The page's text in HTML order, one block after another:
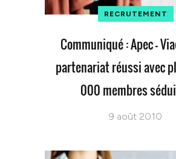
RECRUTEMENT
Communiqué : Apec –
partenariat réussi avec
000 membres
9 août 2010